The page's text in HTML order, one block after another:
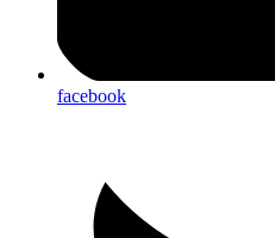
facebook